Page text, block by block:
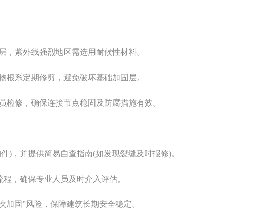
紫外线强烈地区需选用耐候性材料。
系定期修剪，避免破坏基础加固层。
修，确保连接节点稳固及防腐措施有效。
并提供简易自查指南(如发现裂缝及时报修)。
，确保专业人员及时介入评估。
固”风险，保障建筑长期安全稳定。